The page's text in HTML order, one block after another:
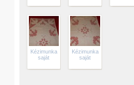
Kézimunka
saját
Kézimunka
saját